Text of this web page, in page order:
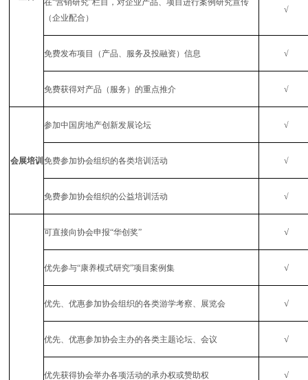
在“营销研究”栏目，对企业产品、项目进行案例研究宣传
（企业配合）
√
免费发布项目（产品、服务及投融资）信息 √
免费获得对产品（服务）的重点推介 √
会展培训
参加中国房地产创新发展论坛 √
免费参加协会组织的各类培训活动 √
免费参加协会组织的公益培训活动 √
可直接向协会申报“华创奖” √
优先参与“康养模式研究”项目案例集 √
优先、优惠参加协会组织的各类游学考察、展览会 √
优先、优惠参加协会主办的各类主题论坛、会议 √
优先获得协会举办各项活动的承办权或赞助权 √